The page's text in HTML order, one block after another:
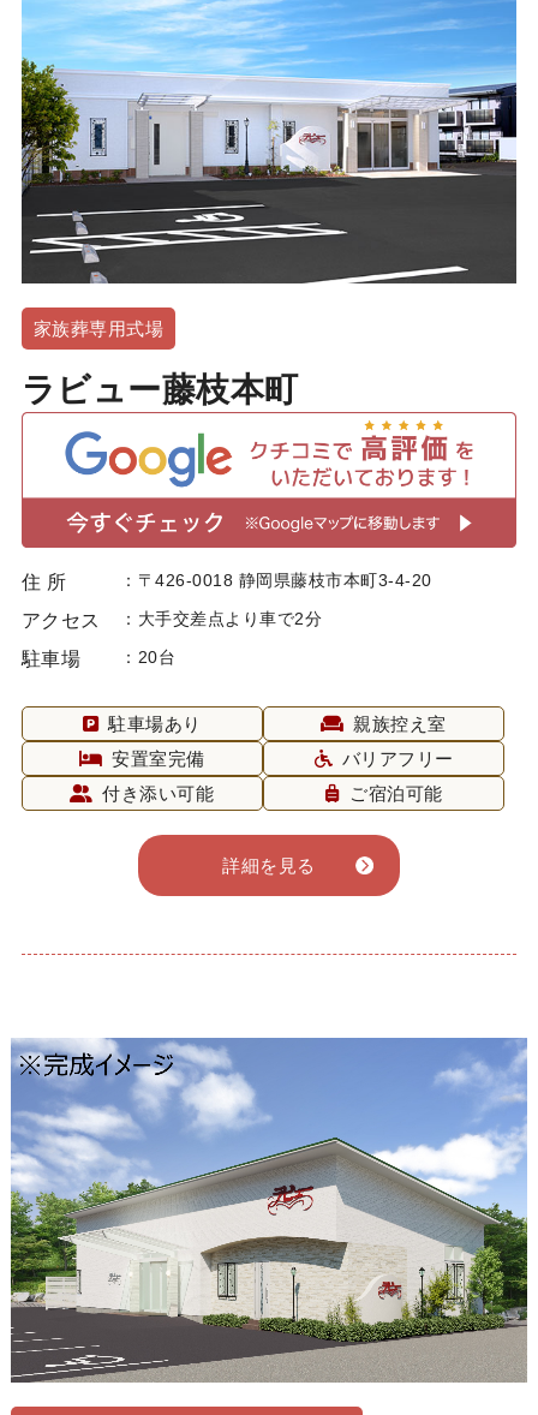
家族葬専用式場
ラビュー藤枝本町
住 所 〒426-0018 静岡県藤枝市本町3-4-20
アクセス 大手交差点より車で2分
駐車場 20台
駐車場あり
親族控え室
安置室完備
バリアフリー
付き添い可能
ご宿泊可能
詳細を見る